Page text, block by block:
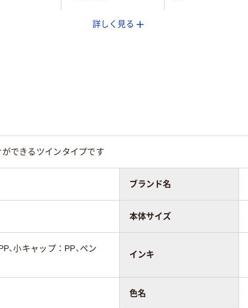
キャップ詳しく見る
ができるツインタイプです
ブランド名
本体サイズ
、小キャップ：PP、ペン
インキ
色名